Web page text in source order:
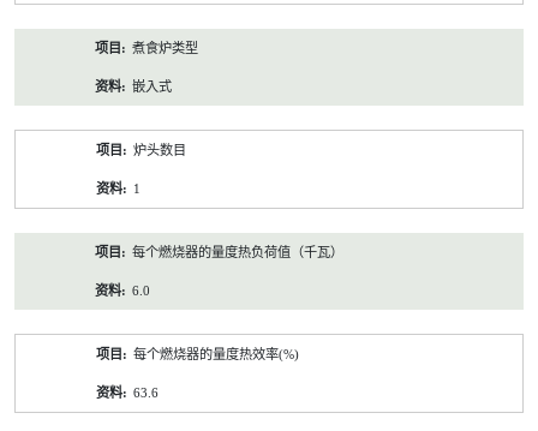
煮食炉类型
嵌入式
炉头数目
1
每个燃烧器的量度热负荷值（千瓦）
6.0
每个燃烧器的量度热效率(%)
63.6